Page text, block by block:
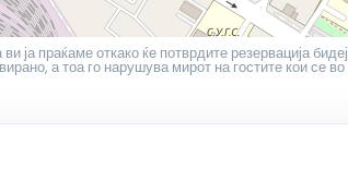
ја праќаме откако ќе потврдите резервација
а тоа го нарушува мирот на гостите кои се во